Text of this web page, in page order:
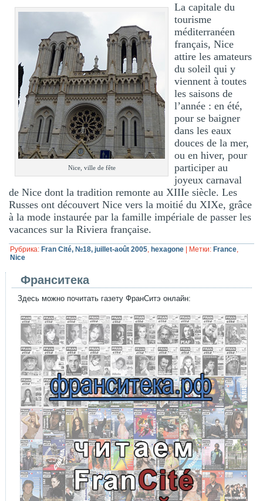
Nice, ville de fête
La capitale du
tourisme
méditerranéen
français, Nice
attire les amateurs
du soleil qui y
viennent à toutes
les saisons de
l’année : en été,
pour se baigner
dans les eaux
douces de la mer,
ou en hiver, pour
participer au
joyeux carnaval
de Nice dont la tradition remonte au XIIIe siècle. Les
Russes ont découvert Nice vers la moitié du XIXe, grâce
à la mode instaurée par la famille impériale de passer les
vacances sur la Riviera française.
Рубрика: Fran Cité, №18, juillet-août 2005, hexagone Метки: France,
Nice
Франситека
Здесь можно почитать газету ФранСитэ онлайн: